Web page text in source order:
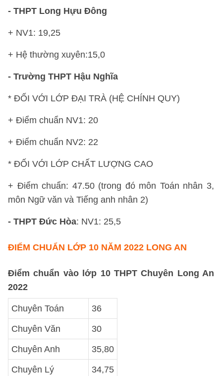
- THPT Long Hựu Đông
+ NV1: 19,25
+ Hệ thường xuyên:15,0
- Trường THPT Hậu Nghĩa
* ĐỐI VỚI LỚP ĐẠI TRÀ (HỆ CHÍNH QUY)
+ Điểm chuẩn NV1: 20
+ Điểm chuẩn NV2: 22
* ĐỐI VỚI LỚP CHẤT LƯỢNG CAO
+ Điểm chuẩn: 47.50 (trong đó môn Toán nhân 3,
môn Ngữ văn và Tiếng anh nhân 2)
- THPT Đức Hòa: NV1: 25,5
ĐIỂM CHUẨN LỚP 10 NĂM 2022 LONG AN
Điểm chuẩn vào lớp 10 THPT Chuyên Long An
2022
Chuyên Toán 36
Chuyên Văn 30
Chuyên Anh 35,80
Chuyên Lý 34,75